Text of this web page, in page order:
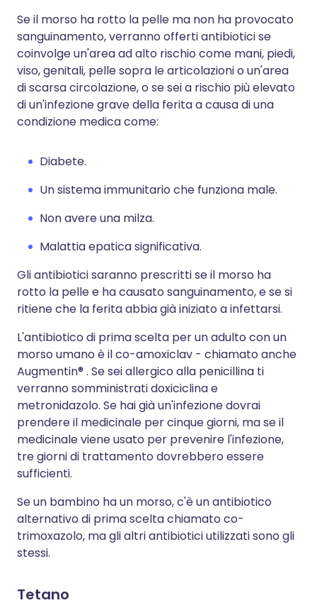
Se il morso ha rotto la pelle ma non ha provocato
sanguinamento, verranno offerti antibiotici se
coinvolge un'area ad alto rischio come mani, piedi,
viso, genitali, pelle sopra le articolazioni o un'area
di scarsa circolazione, o se sei a rischio più elevato
di un'infezione grave della ferita a causa di una
condizione medica come:
Diabete.
Un sistema immunitario che funziona male.
Non avere una milza.
Malattia epatica significativa.
Gli antibiotici saranno prescritti se il morso ha
rotto la pelle e ha causato sanguinamento, e se si
ritiene che la ferita abbia già iniziato a infettarsi.
L'antibiotico di prima scelta per un adulto con un
morso umano è il co-amoxiclav - chiamato anche
Augmentin® . Se sei allergico alla penicillina ti
verranno somministrati doxiciclina e
metronidazolo. Se hai già un'infezione dovrai
prendere il medicinale per cinque giorni, ma se il
medicinale viene usato per prevenire l'infezione,
tre giorni di trattamento dovrebbero essere
sufficienti.
Se un bambino ha un morso, c'è un antibiotico
alternativo di prima scelta chiamato co-
trimoxazolo, ma gli altri antibiotici utilizzati sono gli
stessi.
Tetano